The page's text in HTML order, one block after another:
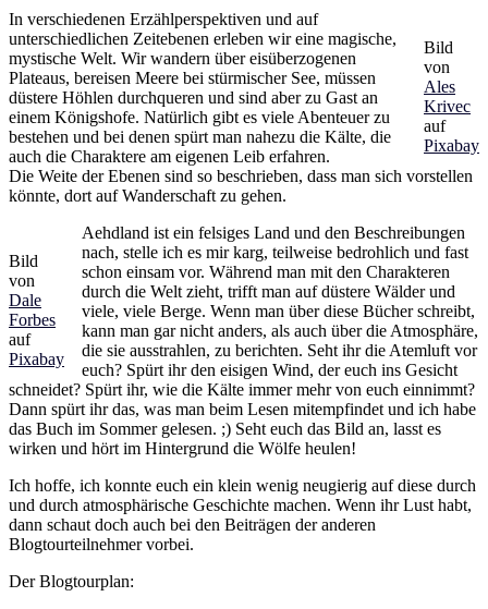
Bild
von
Ales
Krivec
auf
Pixabay
In verschiedenen Erzählperspektiven und auf
unterschiedlichen Zeitebenen erleben wir eine magische,
mystische Welt. Wir wandern über eisüberzogenen
Plateaus, bereisen Meere bei stürmischer See, müssen
düstere Höhlen durchqueren und sind aber zu Gast an
einem Königshofe. Natürlich gibt es viele Abenteuer zu
bestehen und bei denen spürt man nahezu die Kälte, die
auch die Charaktere am eigenen Leib erfahren.
Die Weite der Ebenen sind so beschrieben, dass man sich vorstellen
könnte, dort auf Wanderschaft zu gehen.
Bild
von
Dale
Forbes
auf
Pixabay
Aehdland ist ein felsiges Land und den Beschreibungen
nach, stelle ich es mir karg, teilweise bedrohlich und fast
schon einsam vor. Während man mit den Charakteren
durch die Welt zieht, trifft man auf düstere Wälder und
viele, viele Berge. Wenn man über diese Bücher schreibt,
kann man gar nicht anders, als auch über die Atmosphäre,
die sie ausstrahlen, zu berichten. Seht ihr die Atemluft vor
euch? Spürt ihr den eisigen Wind, der euch ins Gesicht
schneidet? Spürt ihr, wie die Kälte immer mehr von euch einnimmt?
Dann spürt ihr das, was man beim Lesen mitempfindet und ich habe
das Buch im Sommer gelesen. ;) Seht euch das Bild an, lasst es
wirken und hört im Hintergrund die Wölfe heulen!
Ich hoffe, ich konnte euch ein klein wenig neugierig auf diese durch
und durch atmosphärische Geschichte machen. Wenn ihr Lust habt,
dann schaut doch auch bei den Beiträgen der anderen
Blogtourteilnehmer vorbei.
Der Blogtourplan: